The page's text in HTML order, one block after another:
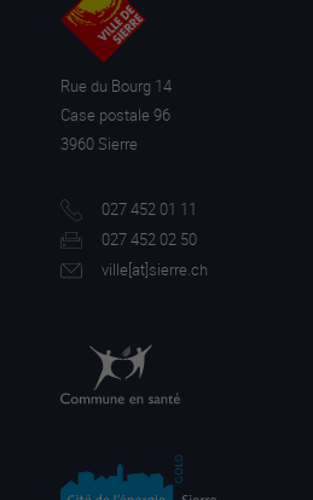
Rue du Bourg 14
Case postale 96
3960 Sierre
027 452 01 11
027 452 02 50
ville[at]sierre.ch